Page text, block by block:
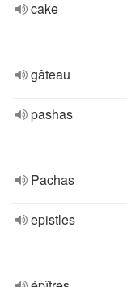
cake
gâteau
pashas
Pachas
epistles